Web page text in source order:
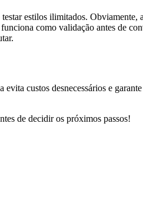
estilos ilimitados.
como validação antes de
custos desnecessários e
de decidir os próximos passos!